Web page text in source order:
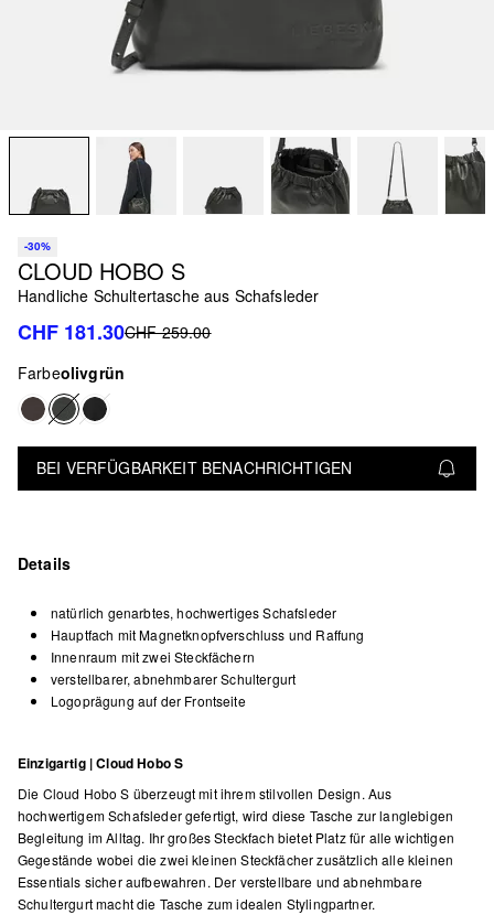
-30%
CLOUD HOBO S
Handliche Schultertasche aus Schafsleder
CHF 181.30CHF 259.00
Farbeolivgrün
BEI VERFÜGBARKEIT BENACHRICHTIGEN
Details
natürlich genarbtes, hochwertiges Schafsleder
Hauptfach mit Magnetknopfverschluss und Raffung
Innenraum mit zwei Steckfächern
verstellbarer, abnehmbarer Schultergurt
Logoprägung auf der Frontseite
Einzigartig | Cloud Hobo S
Die Cloud Hobo S überzeugt mit ihrem stilvollen Design. Aus
hochwertigem Schafsleder gefertigt, wird diese Tasche zur langlebigen
Begleitung im Alltag. Ihr großes Steckfach bietet Platz für alle wichtigen
Gegestände wobei die zwei kleinen Steckfächer zusätzlich alle kleinen
Essentials sicher aufbewahren. Der verstellbare und abnehmbare
Schultergurt macht die Tasche zum idealen Stylingpartner.